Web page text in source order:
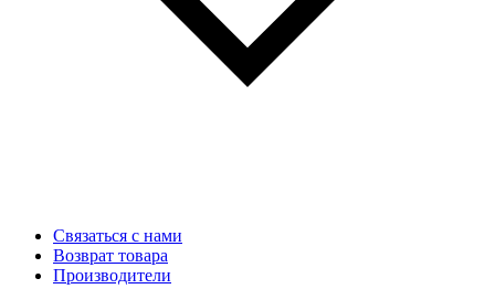
Связаться с нами
Возврат товара
Производители